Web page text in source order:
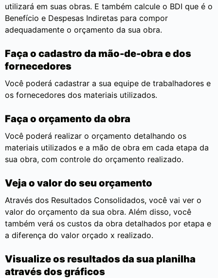
utilizará em suas obras. E também calcule o BDI que é o
Benefício e Despesas Indiretas para compor
adequadamente o orçamento da sua obra.
Faça o cadastro da mão-de-obra e dos
fornecedores
Você poderá cadastrar a sua equipe de trabalhadores e
os fornecedores dos materiais utilizados.
Faça o orçamento da obra
Você poderá realizar o orçamento detalhando os
materiais utilizados e a mão de obra em cada etapa da
sua obra, com controle do orçamento realizado.
Veja o valor do seu orçamento
Através dos Resultados Consolidados, você vai ver o
valor do orçamento da sua obra. Além disso, você
também verá os custos da obra detalhados por etapa e
a diferença do valor orçado x realizado.
Visualize os resultados da sua planilha
através dos gráficos